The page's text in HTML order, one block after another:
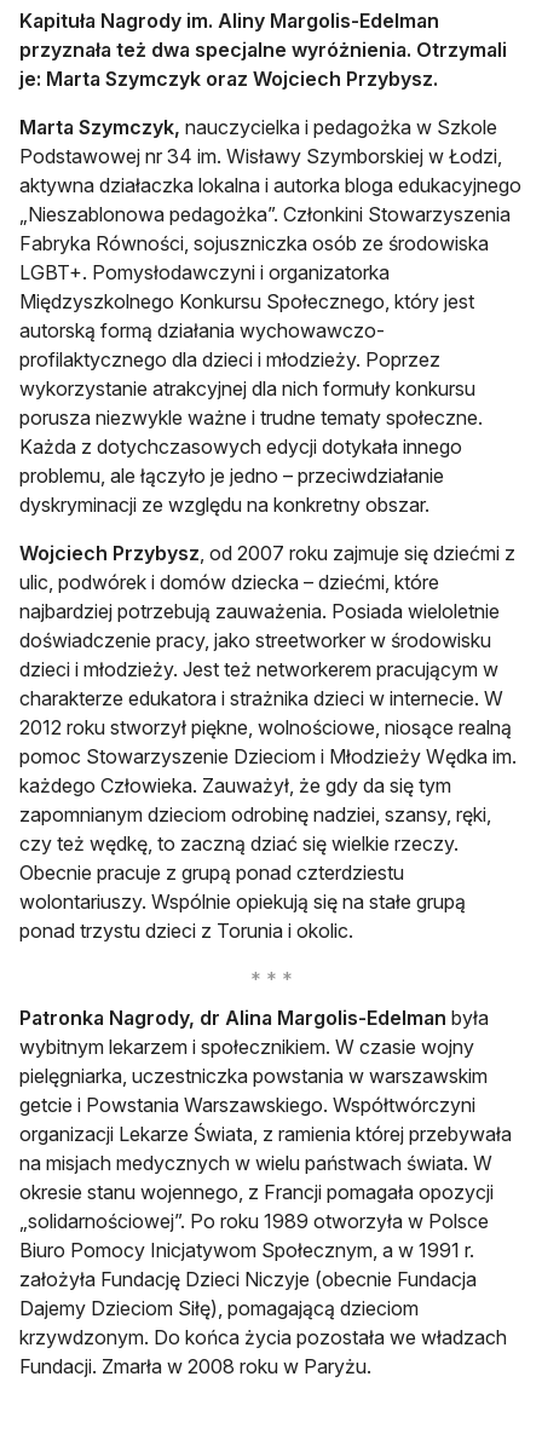
Kapituła Nagrody im. Aliny Margolis-Edelman
przyznała też dwa specjalne wyróżnienia. Otrzymali
je: Marta Szymczyk oraz Wojciech Przybysz.
Marta Szymczyk, nauczycielka i pedagożka w Szkole
Podstawowej nr 34 im. Wisławy Szymborskiej w Łodzi,
aktywna działaczka lokalna i autorka bloga edukacyjnego
„Nieszablonowa pedagożka”. Członkini Stowarzyszenia
Fabryka Równości, sojuszniczka osób ze środowiska
LGBT+. Pomysłodawczyni i organizatorka
Międzyszkolnego Konkursu Społecznego, który jest
autorską formą działania wychowawczo-
profilaktycznego dla dzieci i młodzieży. Poprzez
wykorzystanie atrakcyjnej dla nich formuły konkursu
porusza niezwykle ważne i trudne tematy społeczne.
Każda z dotychczasowych edycji dotykała innego
problemu, ale łączyło je jedno – przeciwdziałanie
dyskryminacji ze względu na konkretny obszar.
Wojciech Przybysz, od 2007 roku zajmuje się dziećmi z
ulic, podwórek i domów dziecka – dziećmi, które
najbardziej potrzebują zauważenia. Posiada wieloletnie
doświadczenie pracy, jako streetworker w środowisku
dzieci i młodzieży. Jest też networkerem pracującym w
charakterze edukatora i strażnika dzieci w internecie. W
2012 roku stworzył piękne, wolnościowe, niosące realną
pomoc Stowarzyszenie Dzieciom i Młodzieży Wędka im.
każdego Człowieka. Zauważył, że gdy da się tym
zapomnianym dzieciom odrobinę nadziei, szansy, ręki,
czy też wędkę, to zaczną dziać się wielkie rzeczy.
Obecnie pracuje z grupą ponad czterdziestu
wolontariuszy. Wspólnie opiekują się na stałe grupą
ponad trzystu dzieci z Torunia i okolic.
Patronka Nagrody, dr Alina Margolis-Edelman była
wybitnym lekarzem i społecznikiem. W czasie wojny
pielęgniarka, uczestniczka powstania w warszawskim
getcie i Powstania Warszawskiego. Współtwórczyni
organizacji Lekarze Świata, z ramienia której przebywała
na misjach medycznych w wielu państwach świata. W
okresie stanu wojennego, z Francji pomagała opozycji
„solidarnościowej”. Po roku 1989 otworzyła w Polsce
Biuro Pomocy Inicjatywom Społecznym, a w 1991 r.
założyła Fundację Dzieci Niczyje (obecnie Fundacja
Dajemy Dzieciom Siłę), pomagającą dzieciom
krzywdzonym. Do końca życia pozostała we władzach
Fundacji. Zmarła w 2008 roku w Paryżu.